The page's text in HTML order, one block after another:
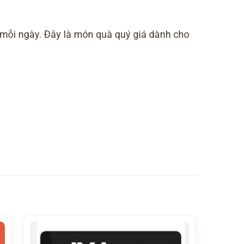
ngày. Đây là món quà quý giá dành cho